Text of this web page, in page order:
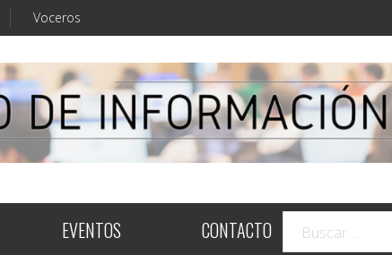
Voceros
EVENTOS CONTACTO